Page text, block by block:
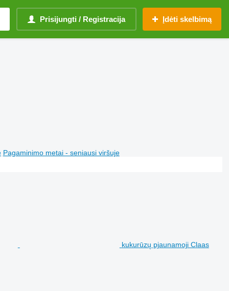
Prisijungti / Registracija Įdėti skelbimą
Pagaminimo metai - seniausi viršuje
kukurūzų pjaunamoji Claas